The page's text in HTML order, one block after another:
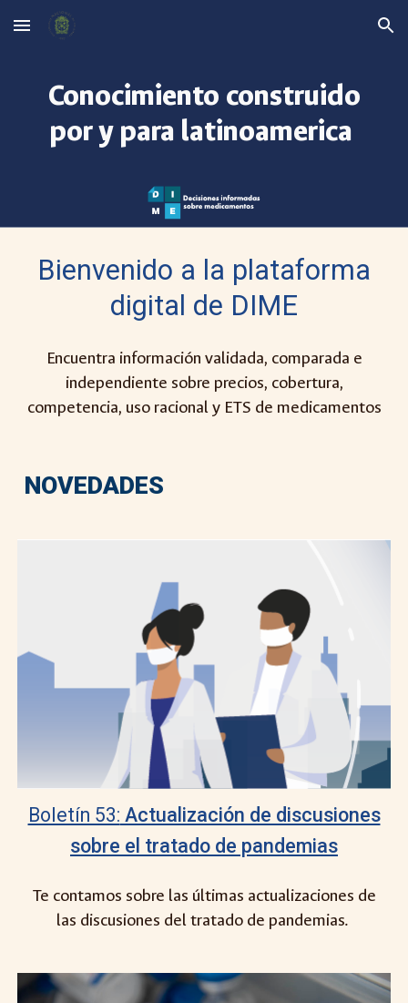
Skip to main content Skip to navigation
Conocimiento construido
por y para latinoamerica
Bienvenido a la plataforma
digital de DIME
Encuentra información validada, comparada e
independiente sobre precios, cobertura,
competencia, uso racional y ETS de medicamentos
NOVEDADES
Boletín 53: Actualización de discusiones
sobre el tratado de pandemias
Te contamos sobre las últimas actualizaciones de
las discusiones del tratado de pandemias.